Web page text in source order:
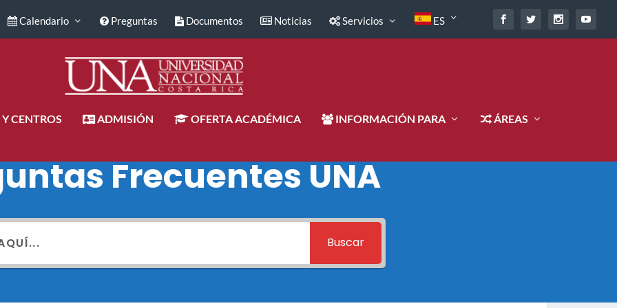
Calendario Preguntas Documentos Noticias Servicios ES
CENTROS ADMISIÓN OFERTA ACADÉMICA INFORMACIÓN PARA ÁREAS
Frecuentes UNA
Buscar